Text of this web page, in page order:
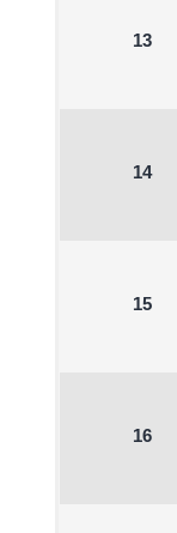
13
14
15
16